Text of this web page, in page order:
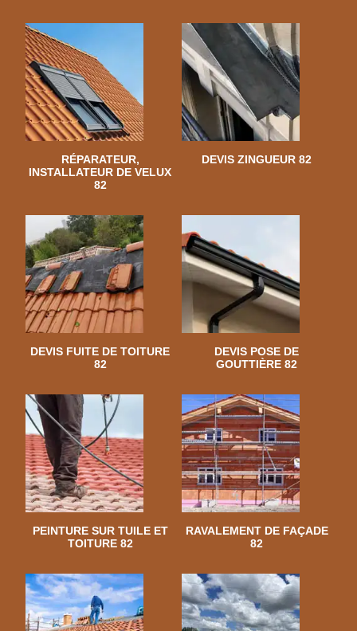
RÉPARATEUR,
INSTALLATEUR DE VELUX
82
DEVIS ZINGUEUR 82
DEVIS FUITE DE TOITURE
82
DEVIS POSE DE
GOUTTIÈRE 82
PEINTURE SUR TUILE ET
TOITURE 82
RAVALEMENT DE FAÇADE
82